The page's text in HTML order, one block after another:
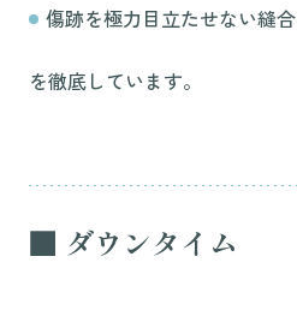
傷跡を極力目立たせない縫合
を徹底しています。
■ ダウンタイム